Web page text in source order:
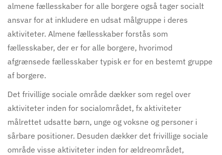
almene fællesskaber for alle borgere også tager socialt
ansvar for at inkludere en udsat målgruppe i deres
aktiviteter. Almene fællesskaber forstås som
fællesskaber, der er for alle borgere, hvorimod
afgrænsede fællesskaber typisk er for en bestemt gruppe
af borgere.
Det frivillige sociale område dækker som regel over
aktiviteter inden for socialområdet, fx aktiviteter
målrettet udsatte børn, unge og voksne og personer i
sårbare positioner. Desuden dækker det frivillige sociale
område visse aktiviteter inden for ældreområdet,